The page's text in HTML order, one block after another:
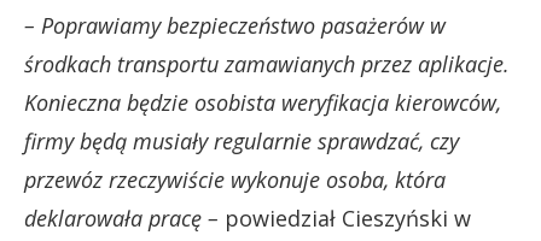
– Poprawiamy bezpieczeństwo pasażerów w
środkach transportu zamawianych przez aplikacje.
Konieczna będzie osobista weryfikacja kierowców,
firmy będą musiały regularnie sprawdzać, czy
przewóz rzeczywiście wykonuje osoba, która
deklarowała pracę – powiedział Cieszyński w